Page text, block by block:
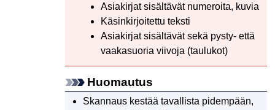
Asiakirjat sisältävät numeroita, kuvia
Käsinkirjoitettu teksti
Asiakirjat sisältävät sekä pysty- että
vaakasuoria viivoja (taulukot)
Huomautus
Skannaus kestää tavallista pidempään,